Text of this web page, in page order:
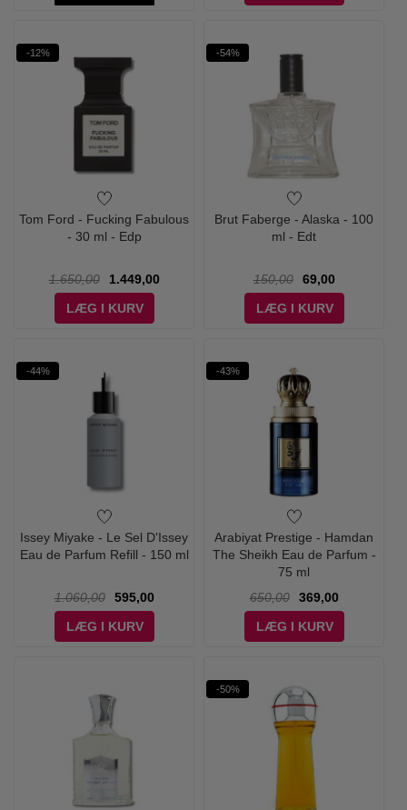
-12%
Tom Ford - Fucking Fabulous
- 30 ml - Edp
1.650,00
1.449,00
LÆG I KURV
-54%
Brut Faberge - Alaska - 100
ml - Edt
150,00
69,00
LÆG I KURV
-44%
Issey Miyake - Le Sel D'Issey
Eau de Parfum Refill - 150 ml
1.060,00
595,00
LÆG I KURV
-43%
Arabiyat Prestige - Hamdan
The Sheikh Eau de Parfum -
75 ml
650,00
369,00
LÆG I KURV
-50%